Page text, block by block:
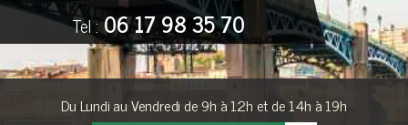
Tel :06 17 98 35 70
Du Lundi au Vendredi de 9h à 12h et de 14h à 19h